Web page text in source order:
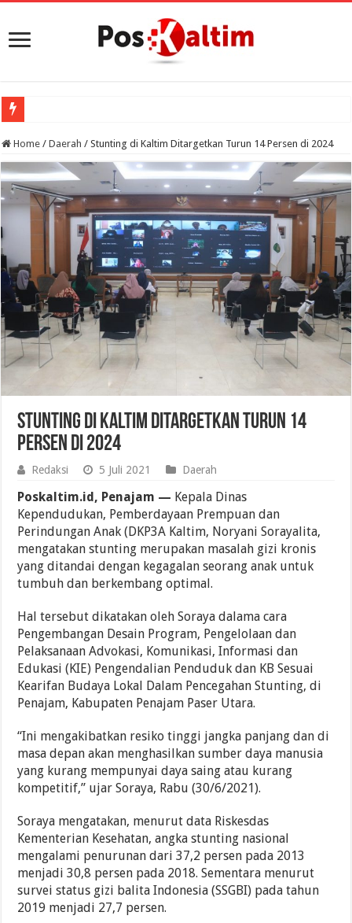
Home / Daerah / Stunting di Kaltim Ditargetkan Turun 14 Persen di 2024
Stunting di Kaltim Ditargetkan Turun 14
Persen di 2024
Redaksi 5 Juli 2021 Daerah
Poskaltim.id, Penajam — Kepala Dinas
Kependudukan, Pemberdayaan Prempuan dan
Perindungan Anak (DKP3A Kaltim, Noryani Sorayalita,
mengatakan stunting merupakan masalah gizi kronis
yang ditandai dengan kegagalan seorang anak untuk
tumbuh dan berkembang optimal.
Hal tersebut dikatakan oleh Soraya dalama cara
Pengembangan Desain Program, Pengelolaan dan
Pelaksanaan Advokasi, Komunikasi, Informasi dan
Edukasi (KIE) Pengendalian Penduduk dan KB Sesuai
Kearifan Budaya Lokal Dalam Pencegahan Stunting, di
Penajam, Kabupaten Penajam Paser Utara.
“Ini mengakibatkan resiko tinggi jangka panjang dan di
masa depan akan menghasilkan sumber daya manusia
yang kurang mempunyai daya saing atau kurang
kompetitif,” ujar Soraya, Rabu (30/6/2021).
Soraya mengatakan, menurut data Riskesdas
Kementerian Kesehatan, angka stunting nasional
mengalami penurunan dari 37,2 persen pada 2013
menjadi 30,8 persen pada 2018. Sementara menurut
survei status gizi balita Indonesia (SSGBI) pada tahun
2019 menjadi 27,7 persen.